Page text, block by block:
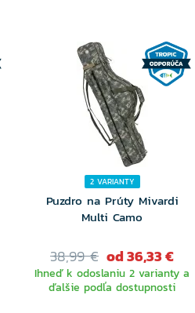
2 VARIANTY
Puzdro na Prúty Mivardi
Multi Camo
38,99 € od 36,33 €
Ihneď k odoslaniu 2 varianty a
ďalšie podľa dostupnosti